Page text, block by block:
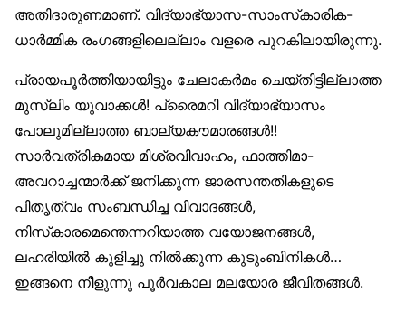
അതിദാരുണമാണ്. വിദ്യാഭ്യാസ-സാംസ്‌കാരിക-
ധാർമ്മിക രംഗങ്ങളിലെല്ലാം വളരെ പുറകിലായിരുന്നു.
പ്രായപൂർത്തിയായിട്ടും ചേലാകർമം ചെയ്തിട്ടില്ലാത്ത
മുസ്‌ലിം യുവാക്കൾ! പ്രൈമറി വിദ്യാഭ്യാസം
പോലുമില്ലാത്ത ബാല്യകൗമാരങ്ങൾ!!
സാർവത്രികമായ മിശ്രവിവാഹം, ഫാത്തിമാ-
അവറാച്ചന്മാർക്ക് ജനിക്കുന്ന ജാരസന്തതികളുടെ
പിതൃത്വം സംബന്ധിച്ച വിവാദങ്ങൾ,
നിസ്‌കാരമെന്തെന്നറിയാത്ത വയോജനങ്ങൾ,
ലഹരിയിൽ കുളിച്ചു നിൽക്കുന്ന കുടുംബിനികൾ…
ഇങ്ങനെ നീളുന്നു പൂർവകാല മലയോര ജീവിതങ്ങൾ.